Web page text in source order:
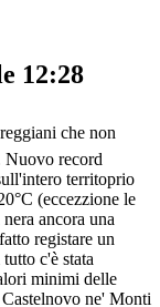
12:28
che non
Nuovo record
territoprio
(eccezzione le
ancora una
registare un
c'è stata
minimi delle
ne' Monti